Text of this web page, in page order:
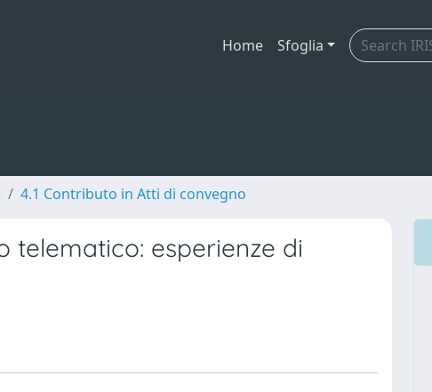
Home Sfoglia
4.1 Contributo in Atti di convegno
telematico: esperienze di